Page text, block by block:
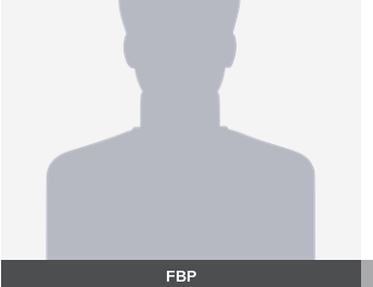
FBP